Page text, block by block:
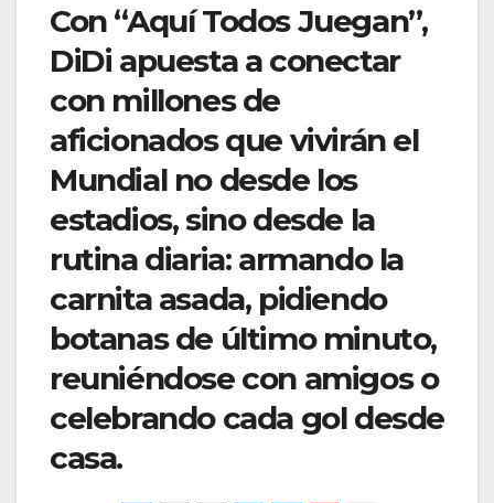
Con “Aquí Todos Juegan”,
DiDi apuesta a conectar
con millones de
aficionados que vivirán el
Mundial no desde los
estadios, sino desde la
rutina diaria: armando la
carnita asada, pidiendo
botanas de último minuto,
reuniéndose con amigos o
celebrando cada gol desde
casa.